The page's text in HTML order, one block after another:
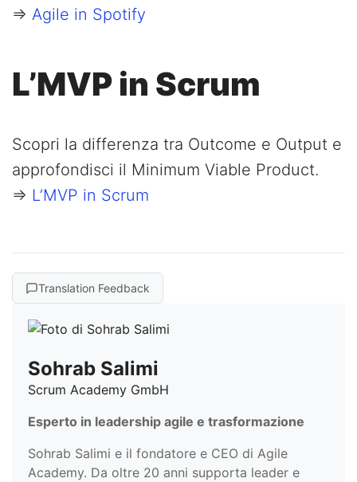
=> Agile in Spotify
L’MVP in Scrum
Scopri la differenza tra Outcome e Output e
approfondisci il Minimum Viable Product.
=> L’MVP in Scrum
Translation Feedback
Sohrab Salimi
Scrum Academy GmbH
Esperto in leadership agile e trasformazione
Sohrab Salimi e il fondatore e CEO di Agile
Academy. Da oltre 20 anni supporta leader e